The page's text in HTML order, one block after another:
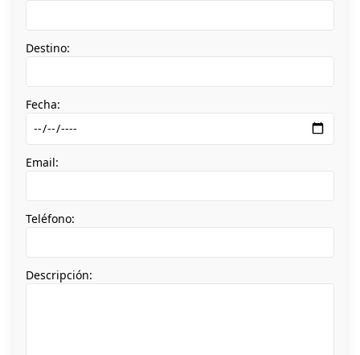
Destino:
Fecha:
Email:
Teléfono:
Descripción: